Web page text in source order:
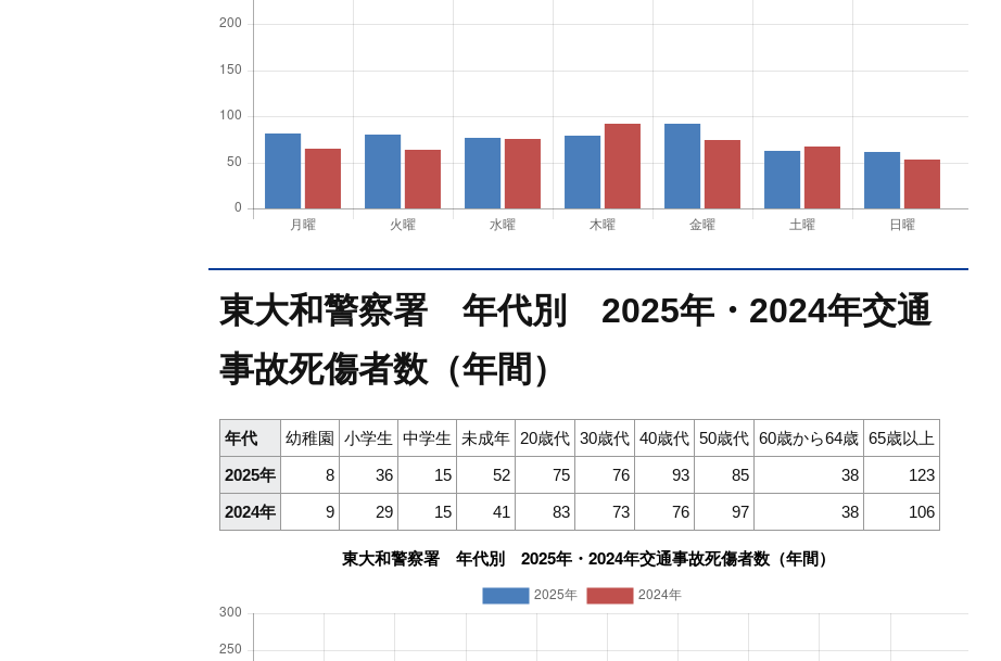
東大和警察署 年代別 2025年・2024年交通
事故死傷者数（年間）
年代 幼稚園 小学生 中学生 未成年 20歳代 30歳代 40歳代 50歳代 60歳から64歳 65歳以上
2025年
8 36 15 52 75 76 93 85 38
123
2024年
9 29 15 41 83 73 76 97 38 106